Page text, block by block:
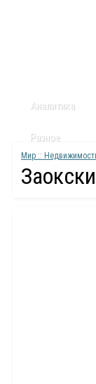
Аналитика
Разное
Мир ::